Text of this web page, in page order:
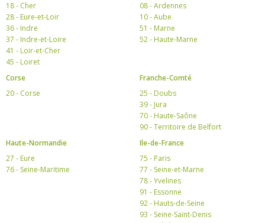
18 - Cher
28 - Eure-et-Loir
36 - Indre
37 - Indre-et-Loire
41 - Loir-et-Cher
45 - Loiret
08 - Ardennes
10 - Aube
51 - Marne
52 - Haute-Marne
Corse
20 - Corse
Franche-Comté
25 - Doubs
39 - Jura
70 - Haute-Saône
90 - Territoire de Belfort
Haute-Normandie
27 - Eure
76 - Seine-Maritime
Ile-de-France
75 - Paris
77 - Seine-et-Marne
78 - Yvelines
91 - Essonne
92 - Hauts-de-Seine
93 - Seine-Saint-Denis